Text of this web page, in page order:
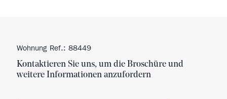
Wohnung Ref.: 88449
Kontaktieren Sie uns, um die Broschüre und
weitere Informationen anzufordern